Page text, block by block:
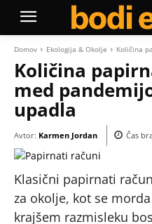
Domov Ekologija & Okolje Količina
Količina
med
upadla
Avtor: Karmen Jordan Čas
Klasični papirnati
za okolje, kot se
krajšem razmisleku